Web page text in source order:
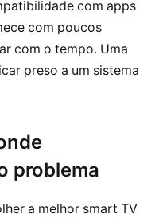
com apps
com poucos
com o tempo. Uma
preso a um sistema
problema
a melhor smart TV